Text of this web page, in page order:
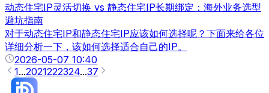
动态住宅IP灵活切换 vs 静态住宅IP长期绑定：海外业务选型
避坑指南
对于动态住宅IP和静态住宅IP应该如何选择呢？下面来给各位
详细分析一下，该如何选择适合自己的IP。
2026-05-07 10:40
1...2021222324...37